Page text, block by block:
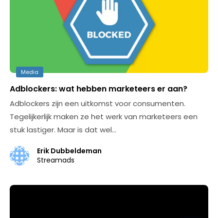
Media
Adblockers: wat hebben marketeers er aan?
Adblockers zijn een uitkomst voor consumenten.
Tegelijkerlijk maken ze het werk van marketeers een
stuk lastiger. Maar is dat wel…
Erik Dubbeldeman
Streamads